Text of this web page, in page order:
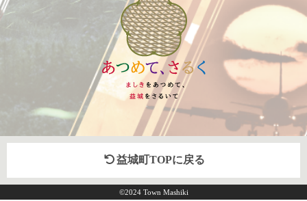
益城町TOPに戻る
©2024 Town Mashiki